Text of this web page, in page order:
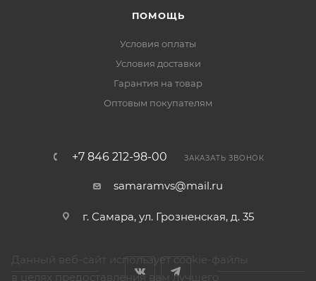
ПОМОЩЬ
Условия оплаты
Условия доставки
Гарантия на товар
Оптовым покупателям
+7 846 212-98-00 ЗАКАЗАТЬ ЗВОНОК
samaramvs@mail.ru
г. Самара, ул. Грозненская, д. 35
Данный веб-сайт использует cookie-файлы
в целях предоставления вам лучшего